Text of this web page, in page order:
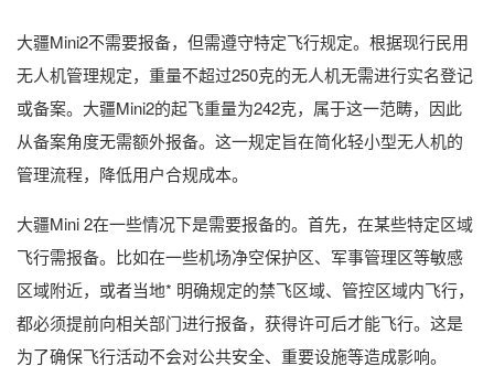
大疆Mini2不需要报备，但需遵守特定飞行规定。根据现行民用
无人机管理规定，重量不超过250克的无人机无需进行实名登记
或备案。大疆Mini2的起飞重量为242克，属于这一范畴，因此
从备案角度无需额外报备。这一规定旨在简化轻小型无人机的
管理流程，降低用户合规成本。
大疆Mini 2在一些情况下是需要报备的。首先，在某些特定区域
飞行需报备。比如在一些机场净空保护区、军事管理区等敏感
区域附近，或者当地* 明确规定的禁飞区域、管控区域内飞行，
都必须提前向相关部门进行报备，获得许可后才能飞行。这是
为了确保飞行活动不会对公共安全、重要设施等造成影响。